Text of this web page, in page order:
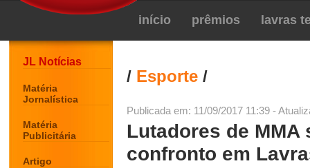
início prêmios lavras
JL Notícias
Matéria
Jornalística
Matéria
Publicitária
Artigo
/ Esporte /
Publicada em: 11/09/2017 11:39 -
Lutadores de MMA
confronto em